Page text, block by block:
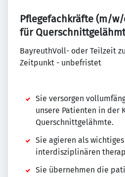
Pflegefachkräfte (m/
für
BayreuthVoll- oder Teilzeit
Zeitpunkt - unbefristet
Sie versorgen
unsere Patienten in der
Querschnittgelähmte.
Sie agieren als
interdisziplinären
Sie übernehmen die